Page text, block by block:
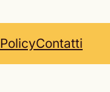
Contatti